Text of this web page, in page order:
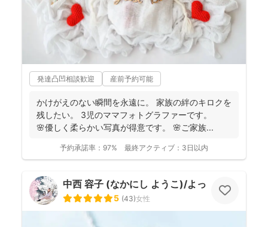
発達凸凹相談歓迎 産前予約可能
かけがえのない瞬間を永遠に。 家族の絆のキロクを
残したい。 3児のママフォトグラファーです。
🌸優しく柔らかい写真が得意です。 🌸ご家族...
予約承諾率： 97% 最終アクティブ： 3日以内
中西 容子 (なかにし ようこ)/よっこふぉと
5 (43)女性